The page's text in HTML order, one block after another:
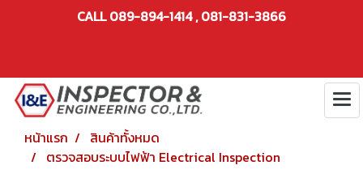
CALL 089-894-1414 , 081-831-3866
หน้าแรก
สินค้าทั้งหมด
ตรวจสอบระบบไฟฟ้า Electrical Inspection